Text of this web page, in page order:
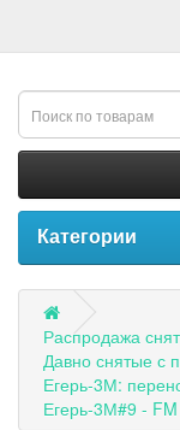
Категории
Распродажа
Давно снятые с
Егерь-3М:
Егерь-3М#9 -